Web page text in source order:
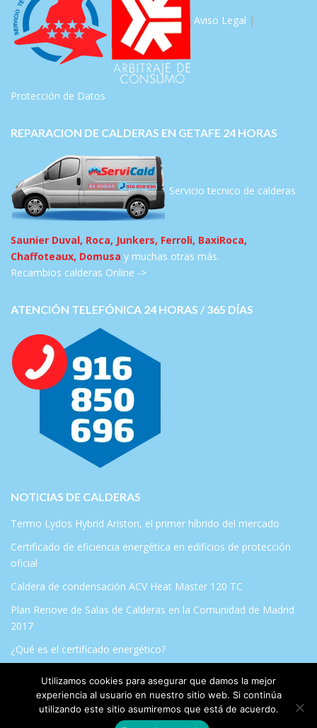
Utilizamos cookies para asegurar que damos la mejor
experiencia al usuario en nuestro sitio web. Si continúa
utilizando este sitio asumiremos que está de acuerdo.
Aviso Legal |
Protección de Datos
REPARACION DE CALDERAS EN GETAFE 24 HORAS
Servicio tecnico de calderas
Saunier Duval, Roca, Junkers, Ferroli, BaxiRoca,
Chaffoteaux, Domusa y muchas otras más.
Recambios calderas Online ->
ATENCIÓN TELEFÓNICA 24 HORAS / 365 DÍAS
NOTICIAS DE CALDERAS
Termo Lydos Hybrid Ariston, el primer híbrido del mercado
Certificado de eficiencia energética en edificios de protección
oficial
Caldera de condensación ACV Heat Master 120 TC
Plan Renove de Salas de Calderas en la Comunidad de Madrid
2017
¿Qué es el certificado energético?
© 2014 | REPARACION DE CALDERAS EN GETAFE